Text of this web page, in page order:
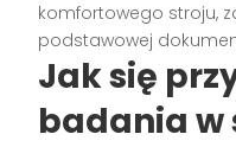
komfortowego stroju,
podstawowej
Jak się
badania w